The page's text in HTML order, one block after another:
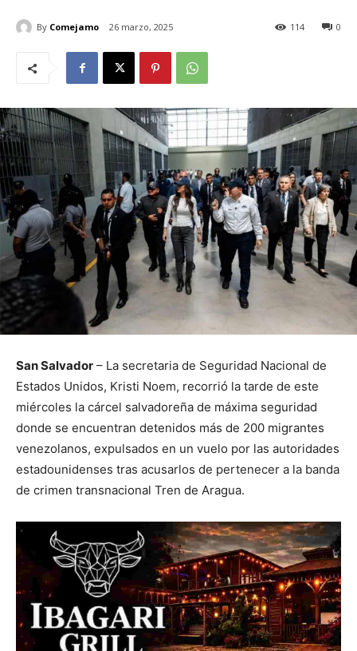
By Comejamo 26 marzo, 2025 0
114
San Salvador – La secretaria de Seguridad Nacional de
Estados Unidos, Kristi Noem, recorrió la tarde de este
miércoles la cárcel salvadoreña de máxima seguridad
donde se encuentran detenidos más de 200 migrantes
venezolanos, expulsados en un vuelo por las autoridades
estadounidenses tras acusarlos de pertenecer a la banda
de crimen transnacional Tren de Aragua.